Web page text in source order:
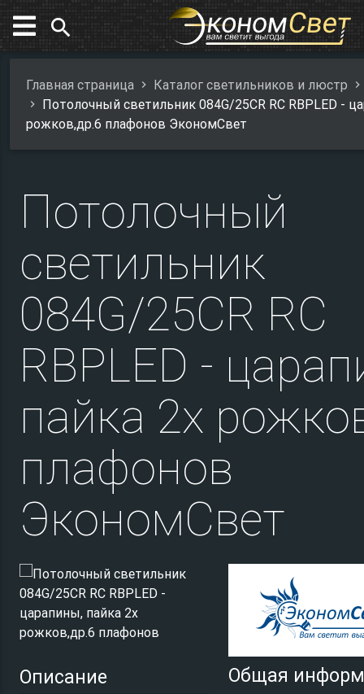
search
Главная страница
Каталог светильников и люстр
Потолочный светильник 084G/25CR RC RBPLED -
рожков,др.6 плафонов ЭкономСвет
Потолочный
светильник
084G/25CR RC
RBPLED -
пайка 2х
плафонов
ЭкономСвет
Описание Общая